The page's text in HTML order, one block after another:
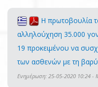
Η πρωτοβουλία
αλληλούχηση 35.000
19 προκειμένου να
των ασθενών με τη
Ενημέρωση: 25-05-2020 10:24 -